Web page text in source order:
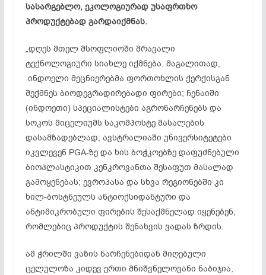
სასარგებლო, ეკოლოგიურად უსაფრთხო
პროდუქტებად გარდაიქმნას.
„დღეს მთელ მსოფლიოში მრავალი
ტექნოლოგიური სიახლე იქმნება. მაგალითად,
ინდოელი მეცნიერებმა ფორთოხლის ქერქისგან
შექმნეს ბიოდეგრადირებადი ფირები; ჩენაიში
(ინდოეთი) სპეციალისტები აგრონარჩენებს და
სოკოს მიცელიუმს საკომპოსტე მასალების
დასამზადებლად; ავსტრალიაში უნივერსიტეტები
იკვლევენ PGA-ზე და ხის ბოჭკოებზე დაფუძნებული
ბიოპლასტიკით კენკროვანთა შესაფუთ მასალად
გამოყენებას; ევროპასა და სხვა რეგიონებში კი
ხილ-ბოსტნეულს ანტიოქსიდანტური და
ანტიმიკრობული ფირების შესაქმნელად იყენებენ,
რომლებიც პროდუქტის შენახვის ვადას ზრდის.
ამ ჭრილში ვაზის ნარჩენებიდან მიღებული
ცელულოზა კიდევ ერთი მნიშვნელოვანი ნაბიჯია,